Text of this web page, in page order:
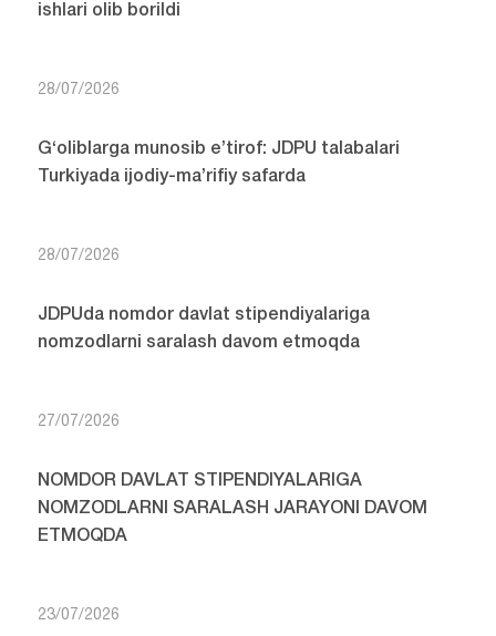
ishlari olib borildi
28/07/2026
G‘oliblarga munosib e’tirof: JDPU talabalari
Turkiyada ijodiy-ma’rifiy safarda
28/07/2026
JDPUda nomdor davlat stipendiyalariga
nomzodlarni saralash davom etmoqda
27/07/2026
NOMDOR DAVLAT STIPENDIYALARIGA
NOMZODLARNI SARALASH JARAYONI DAVOM
ETMOQDA
23/07/2026